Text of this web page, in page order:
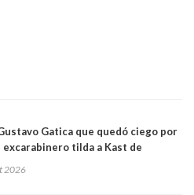
Gatica que quedó ciego por
excarabinero tilda a Kast de
del exuniformado. Presidente DC
2026